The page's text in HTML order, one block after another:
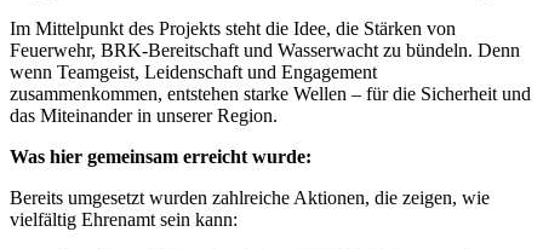
Im Mittelpunkt des Projekts steht die Idee, die Stärken von
Feuerwehr, BRK-Bereitschaft und Wasserwacht zu bündeln. Denn
wenn Teamgeist, Leidenschaft und Engagement
zusammenkommen, entstehen starke Wellen – für die Sicherheit und
das Miteinander in unserer Region.
Was hier gemeinsam erreicht wurde:
Bereits umgesetzt wurden zahlreiche Aktionen, die zeigen, wie
vielfältig Ehrenamt sein kann: